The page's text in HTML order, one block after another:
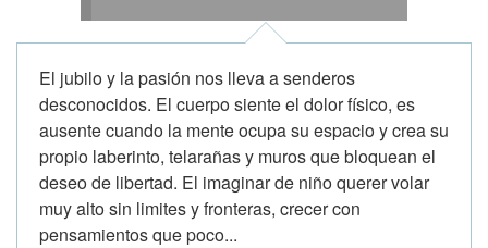
El jubilo y la pasión nos lleva a senderos
desconocidos. El cuerpo siente el dolor físico, es
ausente cuando la mente ocupa su espacio y crea su
propio laberinto, telarañas y muros que bloquean el
deseo de libertad. El imaginar de niño querer volar
muy alto sin limites y fronteras, crecer con
pensamientos que poco...